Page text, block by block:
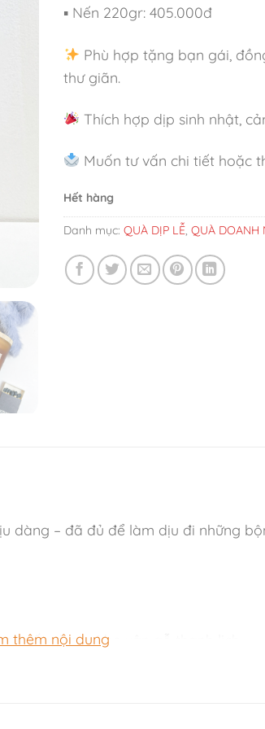
▪ Nến 220gr: 405.000đ
Phù hợp tặng bạn gái,
thư giãn.
Thích hợp dịp sinh nhật,
Muốn tư vấn chi tiết hoặc
Hết hàng
Danh mục: QUÀ DỊP LỄ, QUÀ DOANH
dàng – đã đủ để làm dịu đi những
suốt và quai be vân gỗ thanh lịch.
thêm nội dung